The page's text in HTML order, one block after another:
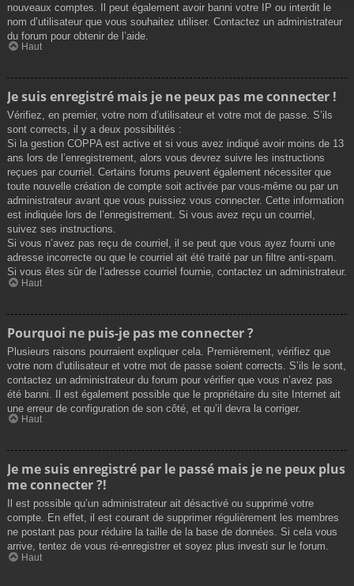
nouveaux comptes. Il peut également avoir banni votre IP ou interdit le
nom d’utilisateur que vous souhaitez utiliser. Contactez un administrateur
du forum pour obtenir de l’aide.
Haut
Je suis enregistré mais je ne peux pas me connecter !
Vérifiez, en premier, votre nom d’utilisateur et votre mot de passe. S’ils
sont corrects, il y a deux possibilités :
Si la gestion COPPA est active et si vous avez indiqué avoir moins de 13
ans lors de l’enregistrement, alors vous devrez suivre les instructions
reçues par courriel. Certains forums peuvent également nécessiter que
toute nouvelle création de compte soit activée par vous-même ou par un
administrateur avant que vous puissiez vous connecter. Cette information
est indiquée lors de l’enregistrement. Si vous avez reçu un courriel,
suivez ses instructions.
Si vous n’avez pas reçu de courriel, il se peut que vous ayez fourni une
adresse incorrecte ou que le courriel ait été traité par un filtre anti-spam.
Si vous êtes sûr de l’adresse courriel fournie, contactez un administrateur.
Haut
Pourquoi ne puis-je pas me connecter ?
Plusieurs raisons pourraient expliquer cela. Premièrement, vérifiez que
votre nom d’utilisateur et votre mot de passe soient corrects. S’ils le sont,
contactez un administrateur du forum pour vérifier que vous n’avez pas
été banni. Il est également possible que le propriétaire du site Internet ait
une erreur de configuration de son côté, et qu’il devra la corriger.
Haut
Je me suis enregistré par le passé mais je ne peux plus
me connecter ?!
Il est possible qu’un administrateur ait désactivé ou supprimé votre
compte. En effet, il est courant de supprimer régulièrement les membres
ne postant pas pour réduire la taille de la base de données. Si cela vous
arrive, tentez de vous ré-enregistrer et soyez plus investi sur le forum.
Haut